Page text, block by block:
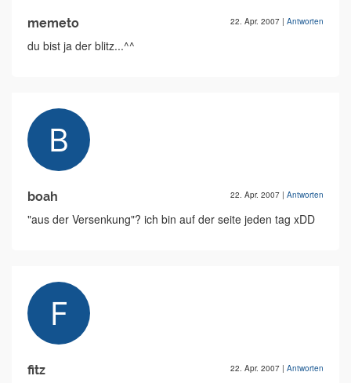
memeto 22. Apr. 2007 | Antworten
du bist ja der blitz...^^
boah 22. Apr. 2007 | Antworten
"aus der Versenkung"? ich bin auf der seite jeden tag xDD
fitz 22. Apr. 2007 | Antworten